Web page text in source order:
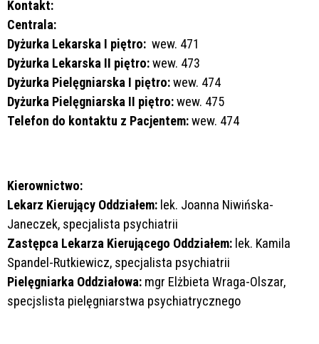
Kontakt:
Centrala:
Dyżurka Lekarska I piętro: wew. 471
Dyżurka Lekarska II piętro:wew. 473
Dyżurka Pielęgniarska I piętro:wew. 474
Dyżurka Pielęgniarska II piętro:wew. 475
Telefon do kontaktu z Pacjentem:wew. 474
Kierownictwo:
Lekarz Kierujący Oddziałem: lek. Joanna Niwińska-
Janeczek, specjalista psychiatrii
Zastępca Lekarza Kierującego Oddziałem: lek. Kamila
Spandel-Rutkiewicz, specjalista psychiatrii
Pielęgniarka Oddziałowa: mgr Elżbieta Wraga-Olszar,
specjslista pielęgniarstwa psychiatrycznego